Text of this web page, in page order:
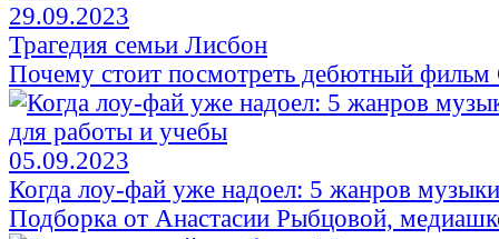
29.09.2023
Трагедия семьи Лисбон
Почему стоит посмотреть дебютный
05.09.2023
Когда лоу-фай уже надоел: 5 жанров
Подборка от Анастасии Рыбцовой,